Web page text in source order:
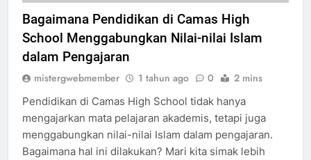
Bagaimana Pendidikan di Camas High
School Menggabungkan Nilai-nilai Islam
dalam Pengajaran
mistergwebmember 1 tahun ago 0 2 mins
Pendidikan di Camas High School tidak hanya
mengajarkan mata pelajaran akademis, tetapi juga
menggabungkan nilai-nilai Islam dalam pengajaran.
Bagaimana hal ini dilakukan? Mari kita simak lebih